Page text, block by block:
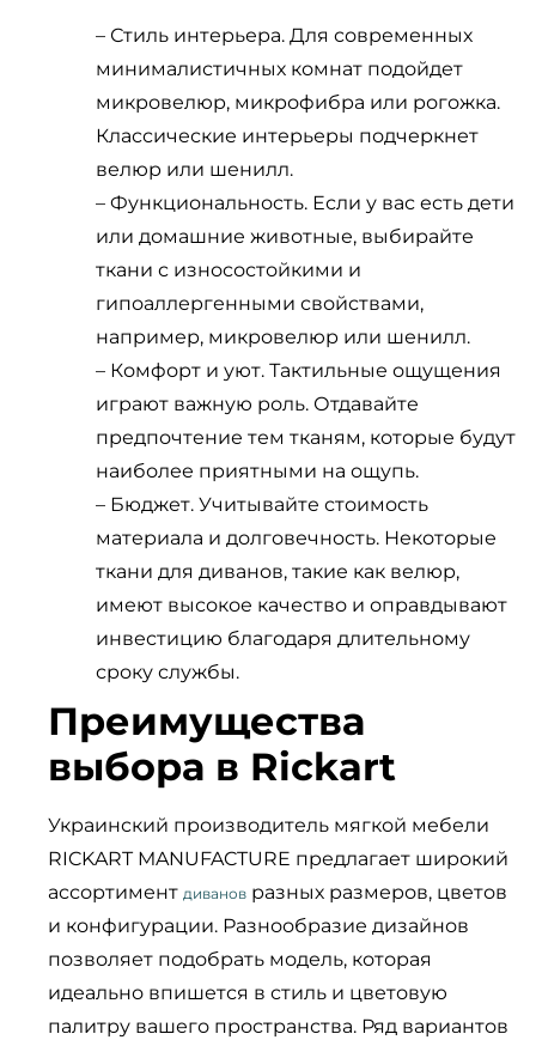
– Стиль интерьера. Для современных
минималистичных комнат подойдет
микровелюр, микрофибра или рогожка.
Классические интерьеры подчеркнет
велюр или шенилл.
– Функциональность. Если у вас есть дети
или домашние животные, выбирайте
ткани с износостойкими и
гипоаллергенными свойствами,
например, микровелюр или шенилл.
– Комфорт и уют. Тактильные ощущения
играют важную роль. Отдавайте
предпочтение тем тканям, которые будут
наиболее приятными на ощупь.
– Бюджет. Учитывайте стоимость
материала и долговечность. Некоторые
ткани для диванов, такие как велюр,
имеют высокое качество и оправдывают
инвестицию благодаря длительному
сроку службы.
Преимущества
выбора в Rickart
Украинский производитель мягкой мебели
RICKART MANUFACTURE предлагает широкий
ассортимент диванов разных размеров, цветов
и конфигурации. Разнообразие дизайнов
позволяет подобрать модель, которая
идеально впишется в стиль и цветовую
палитру вашего пространства. Ряд вариантов